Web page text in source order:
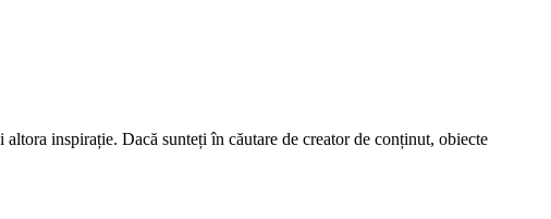
inspirație. Dacă sunteți în căutare de creator de conținut, obiecte